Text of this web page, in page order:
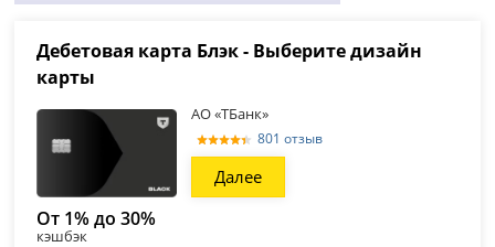
Дебетовая карта Блэк - Выберите дизайн
карты
АО «ТБанк»
801 отзыв
Далее
От 1% до 30%
кэшбэк